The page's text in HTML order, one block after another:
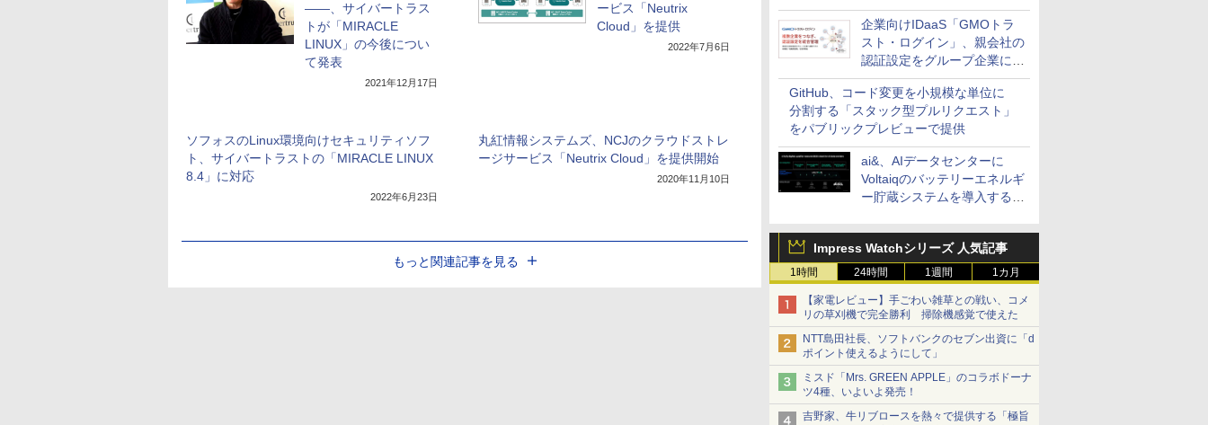
企業向けIDaaS「GMOトラ
スト・ログイン」、親会社の
認証設定をグループ企業に展
開できる新機能を提供
GitHub、コード変更を小規模な単位に
分割する「スタック型プルリクエスト」
をパブリックプレビューで提供
ai&、AIデータセンターに
Voltaiqのバッテリーエネルギ
ー貯蔵システムを導入する計
Impress Watchシリーズ 人気記事
1時間 24時間 1週間 1カ月
【家電レビュー】手ごわい雑草との戦い、コメ
リの草刈機で完全勝利 掃除機感覚で使えた
NTT島田社長、ソフトバンクのセブン出資に「d
ポイント使えるようにして」
ミスド「Mrs. GREEN APPLE」のコラボドーナ
ツ4種、いよいよ発売！
吉野家、牛リブロースを熱々で提供する「極旨
――、サイバートラス
トが「MIRACLE
LINUX」の今後につい
て発表
2021年12月17日
ービス「Neutrix
Cloud」を提供
2022年7月6日
ソフォスのLinux環境向けセキュリティソフ
ト、サイバートラストの「MIRACLE LINUX
8.4」に対応
2022年6月23日
丸紅情報システムズ、NCJのクラウドストレ
ージサービス「Neutrix Cloud」を提供開始
2020年11月10日
もっと関連記事を見る